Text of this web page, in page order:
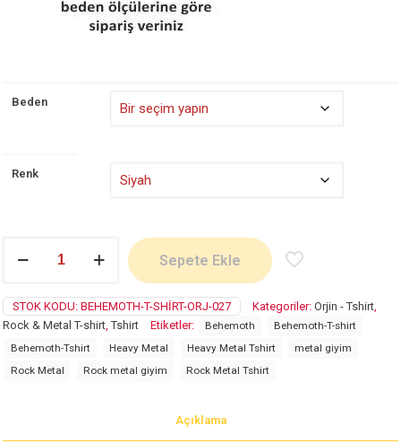
Beden
Renk
adet
Sepete Ekle
STOK KODU: BEHEMOTH-T-SHIRT-ORJ-027 Kategoriler: Orjin - Tshirt,
Rock & Metal T-shirt,Tshirt Etiketler: Behemoth
Behemoth-T-shirt
Behemoth-Tshirt
Heavy Metal Heavy Metal Tshirt
metal giyim
Rock Metal
Rock metal giyim Rock Metal Tshirt
Açıklama